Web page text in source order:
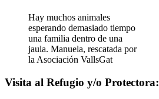
Hay muchos animales
esperando demasiado tiempo
una familia dentro de una
jaula. Manuela, rescatada por
la Asociación VallsGat
Visita al Refugio y/o Protectora: